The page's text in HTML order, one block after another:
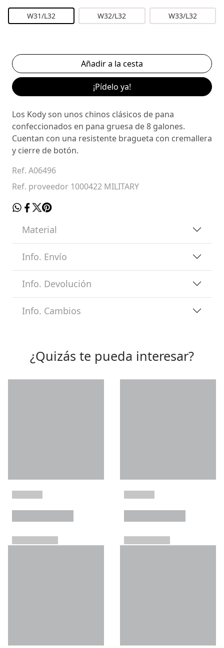
W31/L32 W32/L32 W33/L32
¡Pídelo ya!
Los Kody son unos chinos clásicos de pana
confeccionados en pana gruesa de 8 galones.
Cuentan con una resistente bragueta con cremallera
y cierre de botón.
Ref. A06496
Ref. proveedor 1000422 MILITARY
Material
Info. Envío
Info. Devolución
Info. Cambios
¿Quizás te pueda interesar?